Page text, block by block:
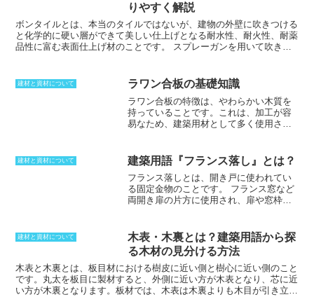
りやすく解説
ボンタイルとは、本当のタイルではないが、建物の外壁に吹きつける
と化学的に硬い層ができて美しい仕上げとなる耐水性、耐火性、耐薬
品性に富む表面仕上げ材のことです。
スプレーガンを用いて吹き付
吹き付け技能の実技試験も行なわれます。ボンタイルは1960年代に
旧西ドイツの企業が導入された物の正式名称です。吹き付けタイルと
よく同一視されるが、ボンタイルを参考に施工されていた物が吹き付
けタイルと呼ばれるようになり、両方の名称が広まったとされます。
現在ではタイルの名称、模様の名称の両方を指すことも多いです。ボ
施工が可能。・美観性に優れている。・メンテナンスが容易である。
建材と資材について ラワン合板の基礎知識
ラワン合板の特徴は、やわらかい木質を
持っていることです。これは、加工が容
易なため、建築用材として多く使用され
合板は、表面がなめらかではなくざらつ
きがあります。これは、ラワンの木目が
あいまいではっきりしていないためで
す。そのため、表面を塗装したり、壁紙
を貼ったりする必要があります。ラワン
いです。そのため、使用前に防虫処理を
行う必要があります。また、ラワン合板
は湿気に弱いため、水回りで使用するこ
とはできません。
建材と資材について 建築用語『フランス落し』とは？
フランス落しとは、開き戸に使われてい
る固定金物のことです。
フランス窓など
両開き扉の片方に使用され、扉や窓枠に
とによって固定できる戸締まり金具とし
て使用します。両開き戸で一方だけ締め
ておくといった使い方もできるため、固
定方法として利用はしやすいです。床や
地面に固定するという簡単な方法ではあ
るが、それだけにしっかりと固定するこ
建材と資材について
木表・木裏とは？建築用語から探
る木材の見分ける方法
木表と木裏 とは、板目材における樹皮に近い側と樹心に近い側のこと
です。丸太を板目に製材すると、外側に近い方が木表となり、芯に近
い方が木裏となります。板材では、木表は木裏よりも木目が引き立ち